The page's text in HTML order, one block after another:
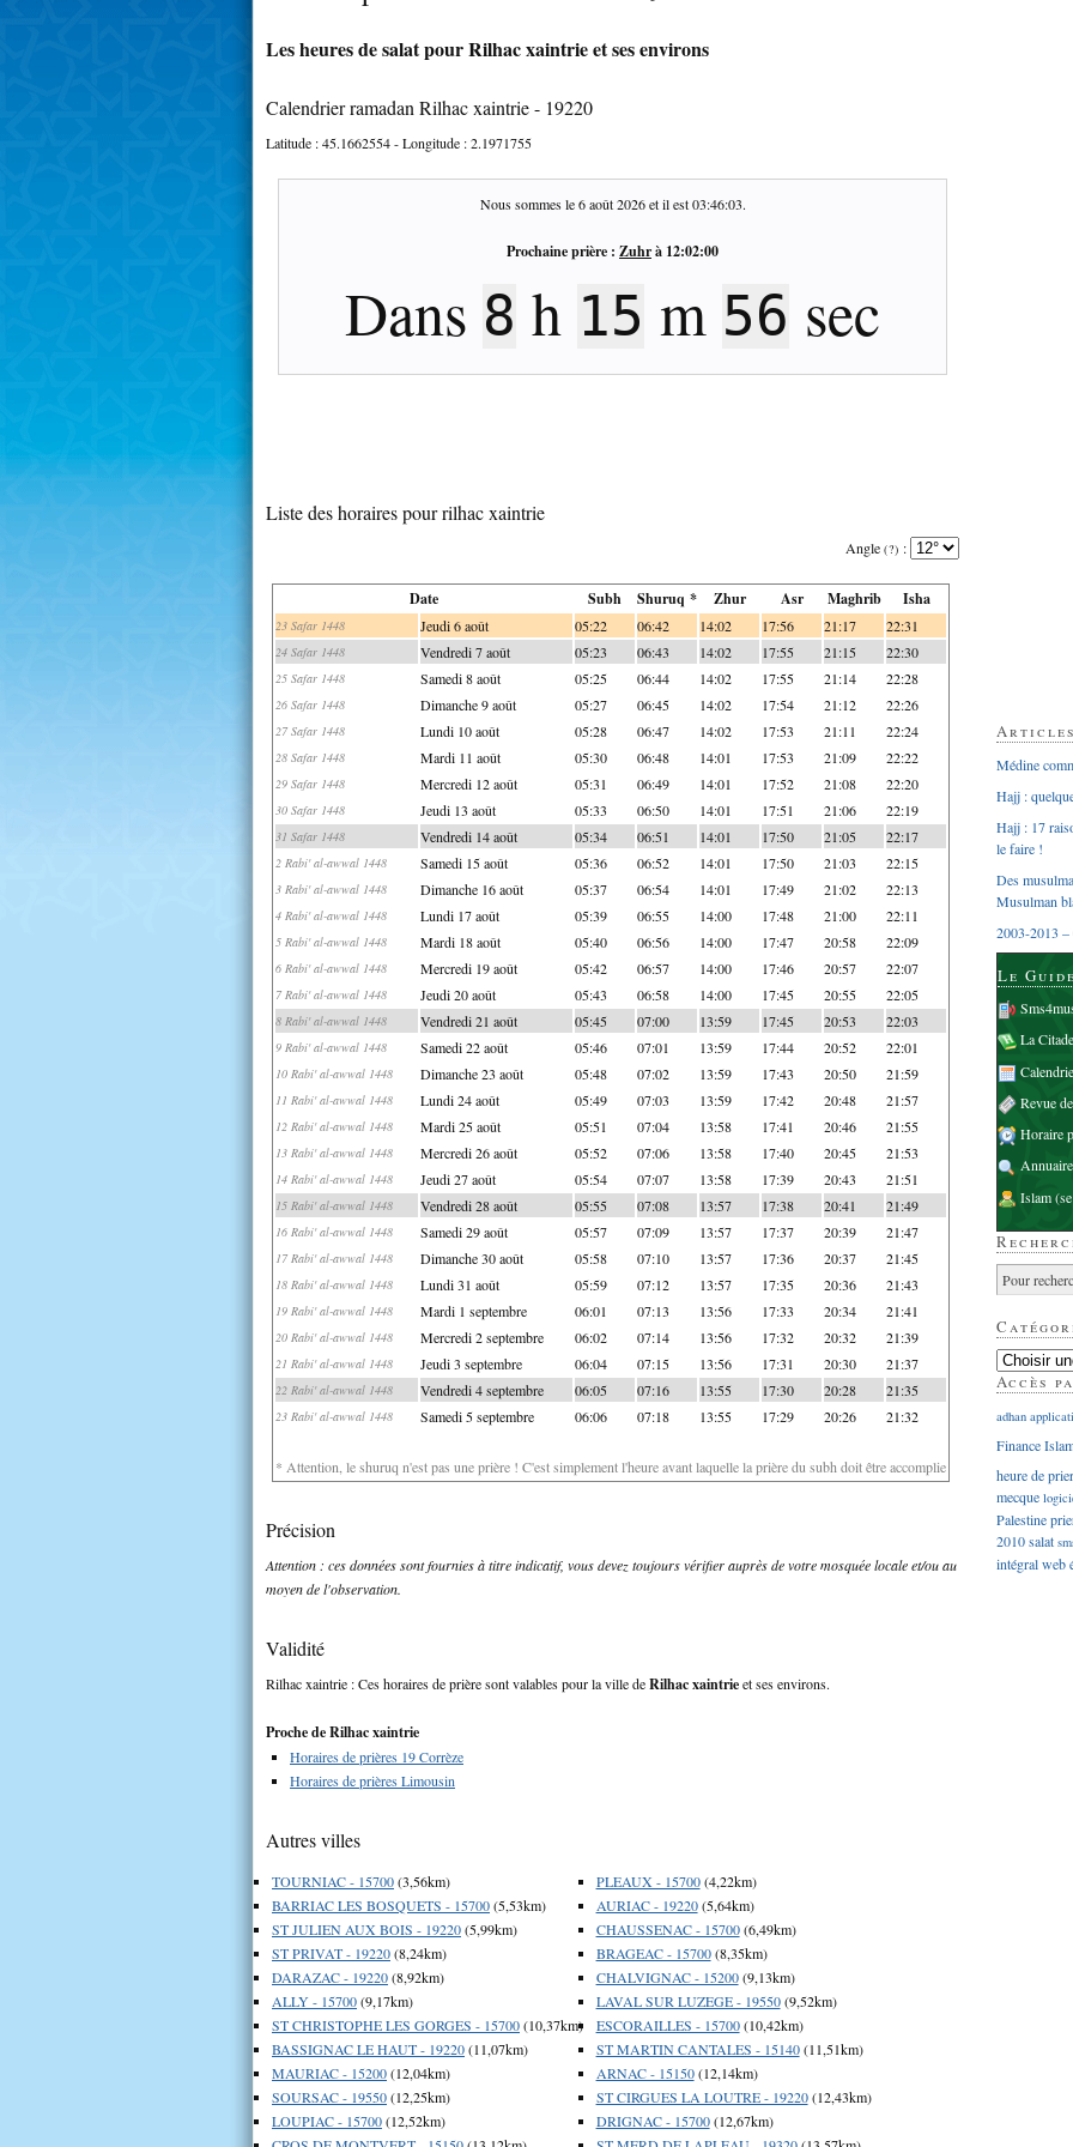
Les heures de salat pour Rilhac xaintrie et ses environs
Calendrier ramadan Rilhac xaintrie - 19220
Latitude :45.1662554- Longitude :2.1971755
Nous sommes le6 août 2026et il est03:46:04.
Prochaine prière : Zuhrà 12:02:00
Dans 8 h 15 m 55 sec
Liste des horaires pour rilhac xaintrie
Angle (?) :
Date Subh Shuruq * Zhur Asr Maghrib Isha
23 Safar 1448 Jeudi 6 août 05:22 06:42 14:02 17:56 21:17 22:31
24 Safar 1448 Vendredi 7 août 05:23 06:43 14:02 17:55 21:15 22:30
25 Safar 1448 Samedi 8 août 05:25 06:44 14:02 17:55 21:14 22:28
26 Safar 1448 Dimanche 9 août 05:27 06:45 14:02 17:54 21:12 22:26
27 Safar 1448 Lundi 10 août 05:28 06:47 14:02 17:53 21:11 22:24
28 Safar 1448 Mardi 11 août 05:30 06:48 14:01 17:53 21:09 22:22
29 Safar 1448 Mercredi 12 août 05:31 06:49 14:01 17:52 21:08 22:20
30 Safar 1448 Jeudi 13 août 05:33 06:50 14:01 17:51 21:06 22:19
31 Safar 1448 Vendredi 14 août 05:34 06:51 14:01 17:50 21:05 22:17
2 Rabi' al-awwal 1448 Samedi 15 août 05:36 06:52 14:01 17:50 21:03 22:15
3 Rabi' al-awwal 1448 Dimanche 16 août 05:37 06:54 14:01 17:49 21:02 22:13
4 Rabi' al-awwal 1448 Lundi 17 août 05:39 06:55 14:00 17:48 21:00 22:11
5 Rabi' al-awwal 1448 Mardi 18 août 05:40 06:56 14:00 17:47 20:58 22:09
6 Rabi' al-awwal 1448 Mercredi 19 août 05:42 06:57 14:00 17:46 20:57 22:07
7 Rabi' al-awwal 1448 Jeudi 20 août 05:43 06:58 14:00 17:45 20:55 22:05
8 Rabi' al-awwal 1448 Vendredi 21 août 05:45 07:00 13:59 17:45 20:53 22:03
9 Rabi' al-awwal 1448 Samedi 22 août 05:46 07:01 13:59 17:44 20:52 22:01
10 Rabi' al-awwal 1448 Dimanche 23 août 05:48 07:02 13:59 17:43 20:50 21:59
11 Rabi' al-awwal 1448 Lundi 24 août 05:49 07:03 13:59 17:42 20:48 21:57
12 Rabi' al-awwal 1448 Mardi 25 août 05:51 07:04 13:58 17:41 20:46 21:55
13 Rabi' al-awwal 1448 Mercredi 26 août 05:52 07:06 13:58 17:40 20:45 21:53
14 Rabi' al-awwal 1448 Jeudi 27 août 05:54 07:07 13:58 17:39 20:43 21:51
15 Rabi' al-awwal 1448 Vendredi 28 août 05:55 07:08 13:57 17:38 20:41 21:49
16 Rabi' al-awwal 1448 Samedi 29 août 05:57 07:09 13:57 17:37 20:39 21:47
17 Rabi' al-awwal 1448 Dimanche 30 août 05:58 07:10 13:57 17:36 20:37 21:45
18 Rabi' al-awwal 1448 Lundi 31 août 05:59 07:12 13:57 17:35 20:36 21:43
19 Rabi' al-awwal 1448 Mardi 1 septembre 06:01 07:13 13:56 17:33 20:34 21:41
20 Rabi' al-awwal 1448 Mercredi 2 septembre 06:02 07:14 13:56 17:32 20:32 21:39
21 Rabi' al-awwal 1448 Jeudi 3 septembre 06:04 07:15 13:56 17:31 20:30 21:37
22 Rabi' al-awwal 1448 Vendredi 4 septembre 06:05 07:16 13:55 17:30 20:28 21:35
23 Rabi' al-awwal 1448 Samedi 5 septembre 06:06 07:18 13:55 17:29 20:26 21:32
* Attention, le shuruq n'est pas une prière ! C'est simplement l'heure avant laquelle la prière du subh doit être accomplie
Précision
Attention : ces données sont fournies à titre indicatif, vous devez toujours vérifier auprès de votre mosquée locale et/ou au
moyen de l'observation.
Validité
Rilhac xaintrie : Ces horaires de prière sont valables pour la ville deRilhac xaintrieet ses environs.
Proche de Rilhac xaintrie
Horaires de prières 19 Corrèze
Horaires de prières Limousin
Autres villes
TOURNIAC - 15700(3,56km)
BARRIAC LES BOSQUETS - 15700(5,53km)
ST JULIEN AUX BOIS - 19220(5,99km)
ST PRIVAT - 19220(8,24km)
DARAZAC - 19220(8,92km)
ALLY - 15700(9,17km)
ST CHRISTOPHE LES GORGES - 15700(10,37km)
BASSIGNAC LE HAUT - 19220(11,07km)
MAURIAC - 15200(12,04km)
SOURSAC - 19550(12,25km)
LOUPIAC - 15700(12,52km)
PLEAUX - 15700(4,22km)
AURIAC - 19220(5,64km)
CHAUSSENAC - 15700(6,49km)
BRAGEAC - 15700(8,35km)
CHALVIGNAC - 15200(9,13km)
LAVAL SUR LUZEGE - 19550(9,52km)
ESCORAILLES - 15700(10,42km)
ST MARTIN CANTALES - 15140(11,51km)
ARNAC - 15150(12,14km)
ST CIRGUES LA LOUTRE - 19220(12,43km)
DRIGNAC - 15700(12,67km)
Médine
Hajj :
Hajj : 17
le faire !
Des
Musulman
2003-2013 –
Le
La
Revue
Horaire
Islam
Accès
adhan
Finance
heure de
mecque
Palestine
2010salat
intégralweb